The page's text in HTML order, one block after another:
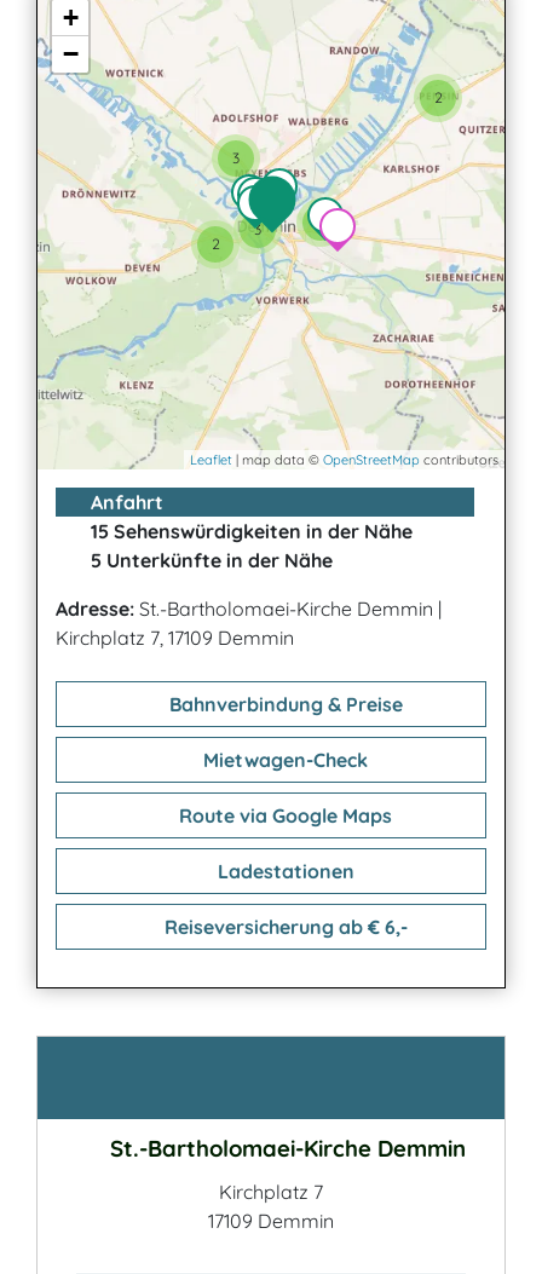
2
2
3
3 3
+
−
Leaflet | map data © OpenStreetMap contributors
Anfahrt
15 Sehenswürdigkeiten in der Nähe
5 Unterkünfte in der Nähe
Adresse: St.-Bartholomaei-Kirche Demmin |
Kirchplatz 7, 17109 Demmin
Bahnverbindung & Preise
Mietwagen-Check
Route via Google Maps
Ladestationen
Reiseversicherung ab € 6,-
St.-Bartholomaei-Kirche Demmin
Kirchplatz 7
17109 Demmin